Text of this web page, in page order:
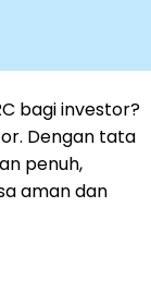
bagi investor?
Dengan tata
penuh,
aman dan